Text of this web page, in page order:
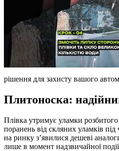
рішення для захисту вашого
Плитоноска:
Плівка утримує уламки
поранень від скляних уламків
на ринку з’явилися дешеві
лише в момент надзвичайної